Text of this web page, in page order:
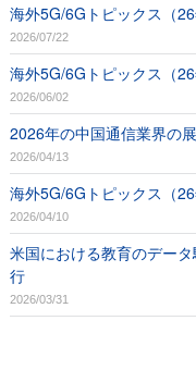
海外5G/6Gトピックス（
2026/07/22
海外5G/6Gトピックス（
2026/06/02
2026年の中国通信業界の
2026/04/13
海外5G/6Gトピックス（
2026/04/10
米国における教育のデー
行
2026/03/31